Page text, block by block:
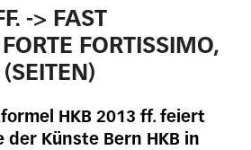
-> FAST
FORTISSIMO,
HKB 2013 ff. feiert
der Künste Bern HKB in